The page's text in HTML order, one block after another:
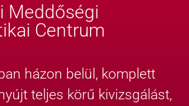
Meddőségi
Centrum
házon belül, komplett
teljes körű kivizsgálást,